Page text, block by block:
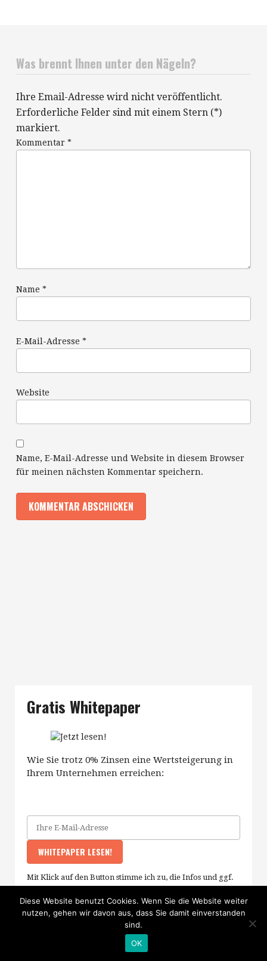
Was brennt Ihnen unter den Nägeln?
Ihre Email-Adresse wird nicht veröffentlicht.
Erforderliche Felder sind mit einem Stern (*)
markiert.
Kommentar *
Name *
E-Mail-Adresse *
Website
Name, E-Mail-Adresse und Website in diesem Browser
für meinen nächsten Kommentar speichern.
Gratis Whitepaper
Wie Sie trotz 0% Zinsen eine Wertsteigerung in
Ihrem Unternehmen erreichen:
Mit Klick auf den Button stimme ich zu, die Infos und ggf.
Daten sind SSL-gesichert und ich kann meine Zustimmung
jederzeit widerrufen.
Diese Website benutzt Cookies. Wenn Sie die Website weiter
nutzen, gehen wir davon aus, dass Sie damit einverstanden
sind.
OK